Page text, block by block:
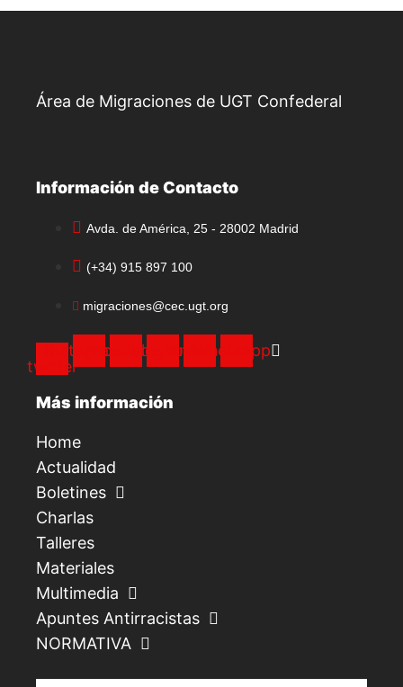
Área de Migraciones de UGT Confederal
Información de Contacto
Avda. de América, 25 - 28002 Madrid
(+34) 915 897 100
migraciones@cec.ugt.org
twitter
InstagramFacebookTelegramYoutubeWhatsapp
Más información
Home
Actualidad
Boletines
Charlas
Talleres
Materiales
Multimedia
Apuntes Antirracistas
NORMATIVA